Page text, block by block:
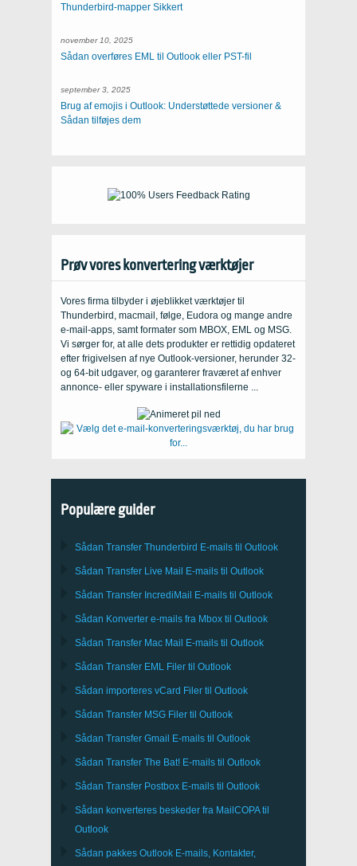
Thunderbird-mapper Sikkert
november 10, 2025
Sådan overføres EML til Outlook eller PST-fil
september 3, 2025
Brug af emojis i Outlook: Understøttede versioner &
Sådan tilføjes dem
Prøv vores konvertering værktøjer
Vores firma tilbyder i øjeblikket værktøjer til
Thunderbird, macmail, følge, Eudora og mange andre
e-mail-apps, samt formater som MBOX, EML og MSG.
Vi sørger for, at alle dets produkter er rettidig opdateret
efter frigivelsen af ​​nye Outlook-versioner, herunder 32-
og 64-bit udgaver, og garanterer fraværet af enhver
annonce- eller spyware i installationsfilerne ...
Populære guider
Sådan Transfer Thunderbird E-mails til Outlook
Sådan Transfer Live Mail E-mails til Outlook
Sådan Transfer IncrediMail E-mails til Outlook
Sådan Konverter e-mails fra Mbox til Outlook
Sådan Transfer Mac Mail E-mails til Outlook
Sådan Transfer EML Filer til Outlook
Sådan importeres vCard Filer til Outlook
Sådan Transfer MSG Filer til Outlook
Sådan Transfer Gmail E-mails til Outlook
Sådan Transfer The Bat! E-mails til Outlook
Sådan Transfer Postbox E-mails til Outlook
Sådan konverteres beskeder fra MailCOPAtil
Outlook
Sådan pakkes Outlook E-mails, Kontakter,